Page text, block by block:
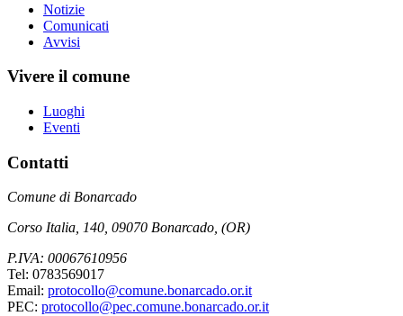
Notizie
Comunicati
Avvisi
Vivere il comune
Luoghi
Eventi
Contatti
Comune di Bonarcado
Corso Italia, 140, 09070 Bonarcado, (OR)
P.IVA: 00067610956
Tel: 0783569017
Email: protocollo@comune.bonarcado.or.it
PEC: protocollo@pec.comune.bonarcado.or.it